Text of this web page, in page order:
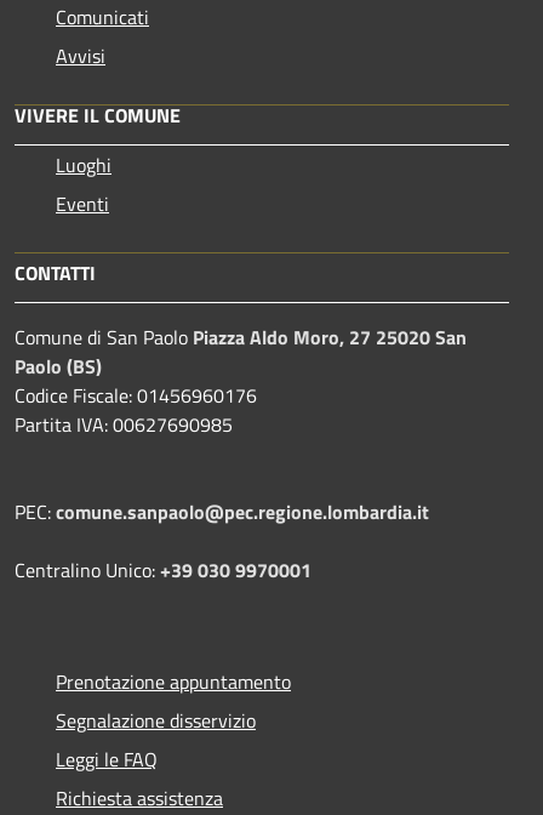
Comunicati
Avvisi
VIVERE IL COMUNE
Luoghi
Eventi
CONTATTI
Comune di San Paolo Piazza Aldo Moro, 27 25020 San
Paolo (BS)
Codice Fiscale: 01456960176
Partita IVA: 00627690985
PEC:comune.sanpaolo@pec.regione.lombardia.it
Centralino Unico:+39 030 9970001
Prenotazione appuntamento
Segnalazione disservizio
Leggi le FAQ
Richiesta assistenza